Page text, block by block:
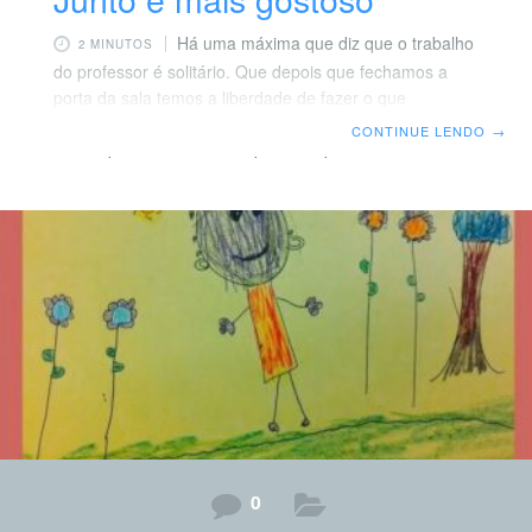
2 MINUTOS
Há uma máxima que diz que o trabalho
do professor é solitário. Que depois que fechamos a
porta da sala temos a liberdade de fazer o que
quisermos: somos somente nós e os alunos. Todas as
minha carreira como professora, sempre busquei
estabelecer parcerias com aqueles colegas que podiam
acrescentar algo. No início, era mais um
CONTINUE LENDO →
0